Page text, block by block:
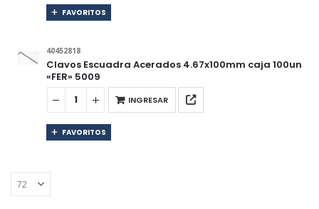
FAVORITOS
40452818
Clavos Escuadra Acerados 4.67x100mm caja 100un
«FER» 5009
INGRESAR
FAVORITOS